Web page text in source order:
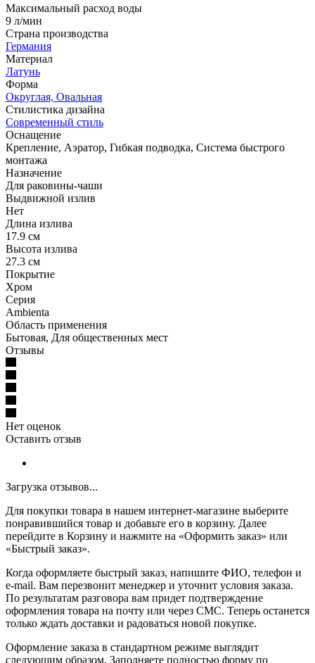
Максимальный расход воды
9 л/мин
Страна производства
Германия
Материал
Латунь
Форма
Округлая, Овальная
Стилистика дизайна
Современный стиль
Оснащение
Крепление, Аэратор, Гибкая подводка, Система быстрого
монтажа
Назначение
Для раковины-чаши
Выдвижной излив
Нет
Длина излива
17.9 см
Высота излива
27.3 см
Покрытие
Хром
Серия
Ambienta
Область применения
Бытовая, Для общественных мест
Отзывы
Нет оценок
Оставить отзыв
Загрузка отзывов...
Для покупки товара в нашем интернет-магазине выберите
понравившийся товар и добавьте его в корзину. Далее
перейдите в Корзину и нажмите на «Оформить заказ» или
«Быстрый заказ».
Когда оформляете быстрый заказ, напишите ФИО, телефон и
e-mail. Вам перезвонит менеджер и уточнит условия заказа.
По результатам разговора вам придет подтверждение
оформления товара на почту или через СМС. Теперь останется
только ждать доставки и радоваться новой покупке.
Оформление заказа в стандартном режиме выглядит
следующим образом. Заполняете полностью форму по